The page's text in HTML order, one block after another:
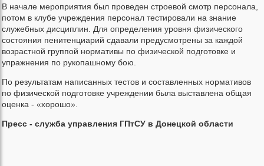
В начале мероприятия был проведен строевой смотр персонала,
потом в клубе учреждения персонал тестировали на знание
служебных дисциплин. Для определения уровня физического
состояния пенитенциарий сдавали предусмотрены за каждой
возрастной группой нормативы по физической подготовке и
упражнения по рукопашному бою.
По результатам написанных тестов и составленных нормативов
по физической подготовке учреждении была выставлена общая
оценка - «хорошо».
Пресс - служба управления ГПтСУ в Донецкой области